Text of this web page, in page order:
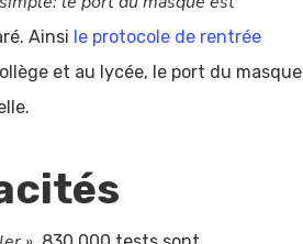
Ainsi le protocole de rentrée
et au lycée, le port du masque